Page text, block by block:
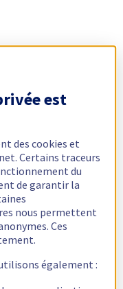
est
des cookies et
Certains traceurs
du
de garantir la
nous permettent
Ces
également :